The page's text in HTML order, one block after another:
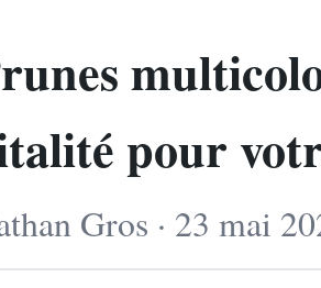
pour
Gros · 23 mai